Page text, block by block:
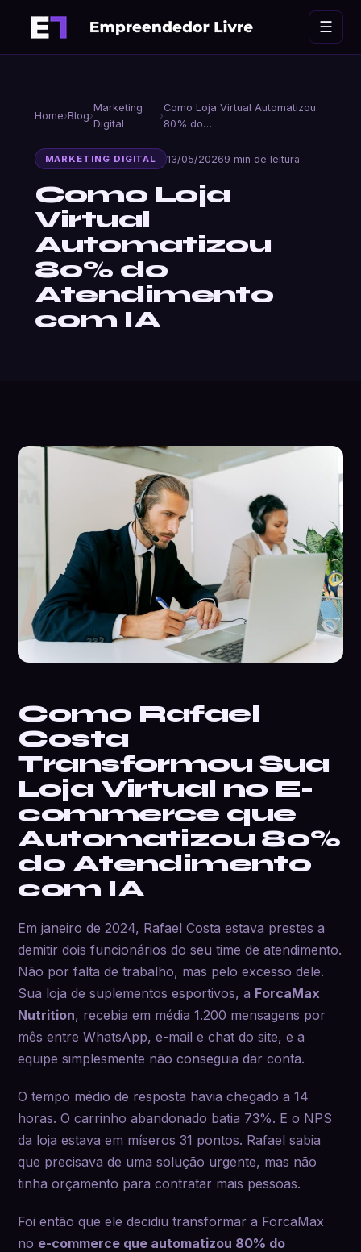
☰
Home›Blog›
Marketing
Digital
›
Como Loja Virtual Automatizou
80% do…
MARKETING DIGITAL 13/05/20269 min de leitura
Como Loja
Virtual
Automatizou
80% do
Atendimento
com IA
Como Rafael
Costa
Transformou Sua
Loja Virtual no E-
commerce que
Automatizou 80%
do Atendimento
com IA
Em janeiro de 2024, Rafael Costa estava prestes a
demitir dois funcionários do seu time de atendimento.
Não por falta de trabalho, mas pelo excesso dele.
Sua loja de suplementos esportivos, a ForcaMax
Nutrition, recebia em média 1.200 mensagens por
mês entre WhatsApp, e-mail e chat do site, e a
equipe simplesmente não conseguia dar conta.
O tempo médio de resposta havia chegado a 14
horas. O carrinho abandonado batia 73%. E o NPS
da loja estava em míseros 31 pontos. Rafael sabia
que precisava de uma solução urgente, mas não
tinha orçamento para contratar mais pessoas.
Foi então que ele decidiu transformar a ForcaMax
no e-commerce que automatizou 80% do